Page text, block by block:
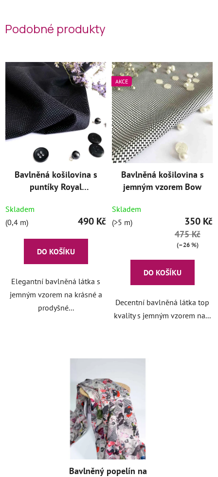
Podobné produkty
Bavlněná košilovina s
puntíky Royal
Skladem
(0,4 m)
490 Kč
DO KOŠÍKU
Elegantní bavlněná látka s
jemným vzorem na krásné a
prodyšné...
AKCE
Bavlněná košilovina s
jemným vzorem Bow
Skladem
(>5 m)
350 Kč
475 Kč
(–26 %)
DO KOŠÍKU
Decentní bavlněná látka top
kvality s jemným vzorem na...
Bavlněný popelín na